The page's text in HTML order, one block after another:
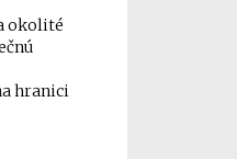
okolité
hranici